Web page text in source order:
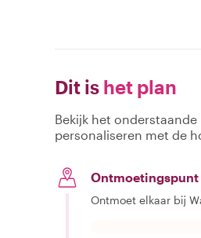
Dit is het plan
Bekijk het
personaliseren met de
Ontmoetingspunt
Ontmoet elkaar bij